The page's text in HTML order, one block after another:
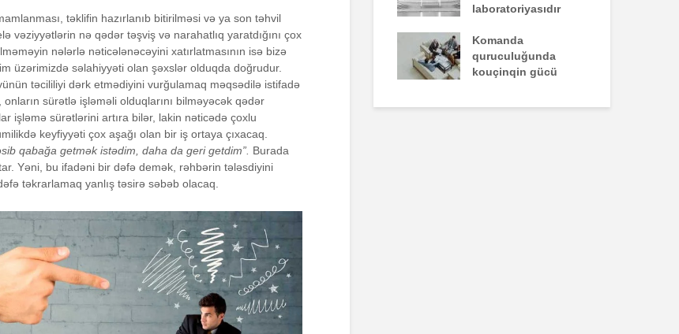
təklifin hazırlanıb bitirilməsi və ya son təhvil
vəziyyətlərin nə qədər təşviş və narahatlıq yaratdığını çox
nələrlə nəticələnəcəyini xatırlatmasının isə bizə
üzərimizdə səlahiyyəti olan şəxslər olduqda doğrudur.
təcililiyi dərk etmədiyini vurğulamaq məqsədilə istifadə
sürətlə işləməli olduqlarını bilməyəcək qədər
işləmə sürətlərini artıra bilər, lakin nəticədə çoxlu
keyfiyyəti çox aşağı olan bir iş ortaya çıxacaq.
qabağa getmək istədim, daha da geri getdim”. Burada
Yəni, bu ifadəni bir dəfə demək, rəhbərin tələsdiyini
təkrarlamaq yanlış təsirə səbəb olacaq.
İnsana nəsihət yox,
ünsiyyət lazımdır
Kouçinq zəiflik deyil,
üstünlükdür
laboratoriyasıdır
Komanda
quruculuğunda
kouçinqin gücü